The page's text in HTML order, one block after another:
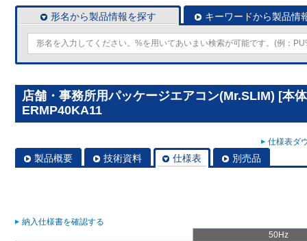
形名から製品情報を探す キーワードから製品情
店舗・事務所用パッケージエアコン(Mr.SLIM) [本
ERMP40KA11
仕様表ダ
製品概要 技術資料 仕様表 別売品
納入仕様書を確認する
50Hz